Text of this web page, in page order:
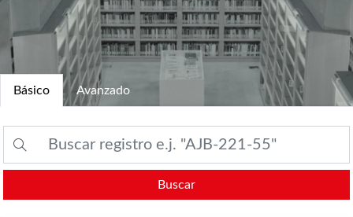
Básico Avanzado
Buscar